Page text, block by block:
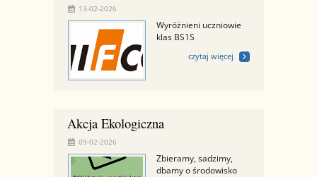
13-02-2026
Wyróżnieni uczniowie
klas BS1S
czytaj więcej
Akcja Ekologiczna
09-02-2026
Zbieramy, sadzimy,
dbamy o środowisko